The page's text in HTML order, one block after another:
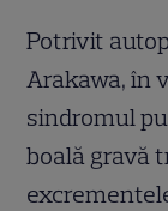
Potrivit
Arakawa, în
sindromul
boală gravă